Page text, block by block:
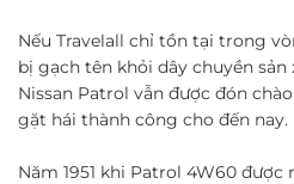
Nếu Travelall chỉ tồn tại trong
bị gạch tên khỏi dây chuyền sản
Nissan Patrol vẫn được đón
gặt hái thành công cho đến nay.
Năm 1951 khi Patrol 4W60 được